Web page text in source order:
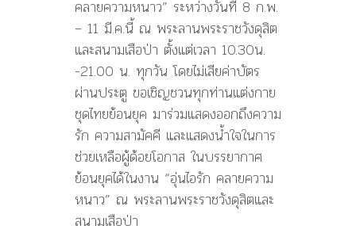
คลายความหนาว” ระหว่างวันที่ 8 ก.พ.
– 11 มี.ค.นี้ ณ พระลานพระราชวังดุสิต
และสนามเสือป่า ตั้งแต่เวลา 10.30น.
-21.00 น. ทุกวัน โดยไม่เสียค่าบัตร
ผ่านประตู ขอเชิญชวนทุกท่านแต่งกาย
ชุดไทยย้อนยุค มาร่วมแสดงออกถึงความ
รัก ความสามัคคี และแสดงน้ำใจในการ
ช่วยเหลือผู้ด้อยโอกาส ในบรรยากาศ
ย้อนยุคได้ในงาน “อุ่นไอรัก คลายความ
หนาว” ณ พระลานพระราชวังดุสิตและ
สนามเสือป่า